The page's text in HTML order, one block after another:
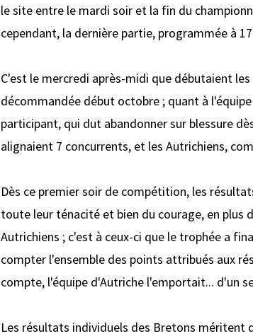
le site entre le mardi soir et la fin du
cependant, la dernière partie, programmée à
C'est le mercredi après-midi que débutaient
décommandée début octobre ; quant à
participant, qui dut abandonner sur blessure
alignaient 7 concurrents, et les Autrichiens,
Dès ce premier soir de compétition, les
toute leur ténacité et bien du courage, en plus
Autrichiens ; c'est à ceux-ci que le trophée a
compter l'ensemble des points attribués aux
compte, l'équipe d'Autriche l'emportait... d'un
Les résultats individuels des Bretons méritent